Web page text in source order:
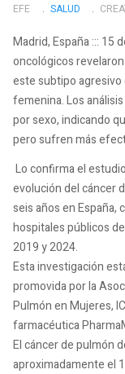
EFE SALUD
Madrid, España ::: 15
oncológicos
este subtipo agresivo
femenina. Los
por sexo, indicando
pero sufren más
Lo confirma el
evolución del cáncer
seis años en España,
hospitales públicos
2019 y 2024.
Esta investigación
promovida por la
Pulmón en Mujeres,
farmacéutica
El cáncer de pulmón
aproximadamente el